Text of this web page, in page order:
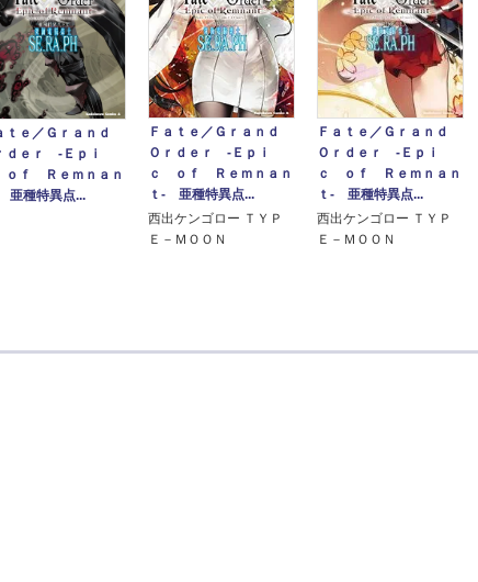
ｔｅ／Ｇｒａｎｄ
ｄｅｒ ‐Ｅｐｉ
ｆ Ｒｅｍｎａｎ
亜種特異点...
Ｆａｔｅ／Ｇｒａｎｄ
Ｏｒｄｅｒ ‐Ｅｐｉ
ｃ ｏｆ Ｒｅｍｎａｎ
ｔ‐ 亜種特異点...
西出ケンゴロー ＴＹＰ
Ｅ－ＭＯＯＮ
Ｆａｔｅ／Ｇｒａｎｄ
Ｏｒｄｅｒ ‐Ｅｐｉ
ｃ ｏｆ Ｒｅｍｎａｎ
ｔ‐ 亜種特異点...
西出ケンゴロー ＴＹＰ
Ｅ－ＭＯＯＮ